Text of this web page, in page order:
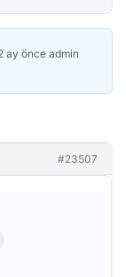
ay önceadmin
#23507